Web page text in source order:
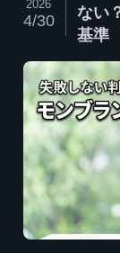
ない
基準
2026
4/30